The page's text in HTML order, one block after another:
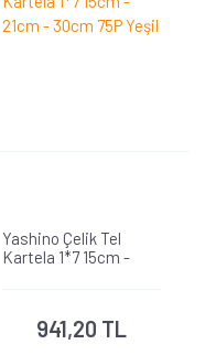
Yashino Çelik Tel
Kartela 1*7 15cm -
941,20 TL